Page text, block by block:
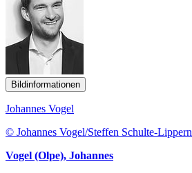
Bildinformationen
Johannes Vogel
© Johannes Vogel/Steffen Schulte-Lippern
Vogel (Olpe), Johannes